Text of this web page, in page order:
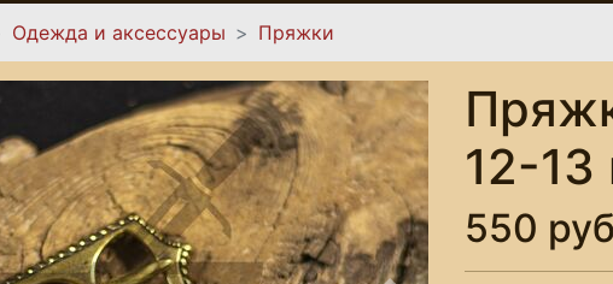
Одежда и аксессуары Пряжки
12-13
550